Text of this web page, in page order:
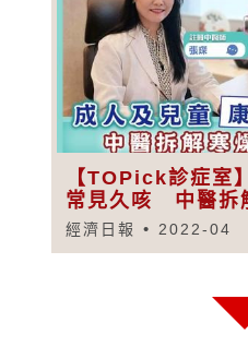
【TOPick診症室
常見久咳 中醫拆
經濟日報 2022-04